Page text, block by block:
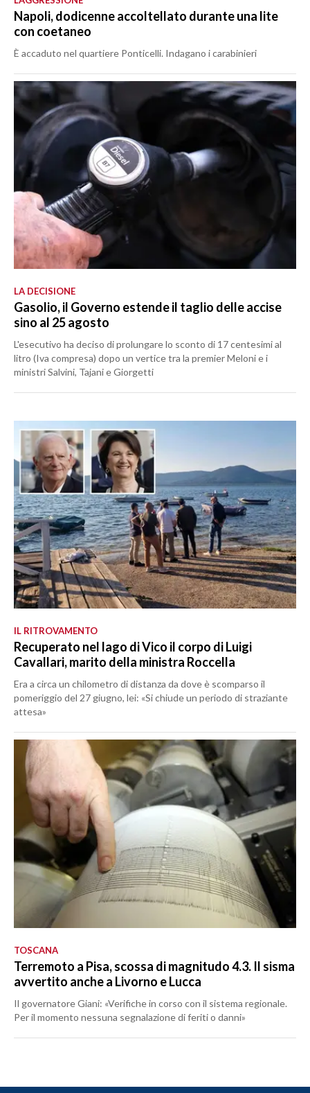
Napoli, dodicenne accoltellato durante una lite
con coetaneo
È accaduto nel quartiere Ponticelli. Indagano i carabinieri
LA DECISIONE
Gasolio, il Governo estende il taglio delle accise
sino al 25 agosto
L'esecutivo ha deciso di prolungare lo sconto di 17 centesimi al
litro (Iva compresa) dopo un vertice tra la premier Meloni e i
ministri Salvini, Tajani e Giorgetti
IL RITROVAMENTO
Recuperato nel lago di Vico il corpo di Luigi
Cavallari, marito della ministra Roccella
Era a circa un chilometro di distanza da dove è scomparso il
pomeriggio del 27 giugno, lei: «Si chiude un periodo di straziante
attesa»
TOSCANA
Terremoto a Pisa, scossa di magnitudo 4.3. Il sisma
avvertito anche a Livorno e Lucca
Il governatore Giani: «Verifiche in corso con il sistema regionale.
Per il momento nessuna segnalazione di feriti o danni»